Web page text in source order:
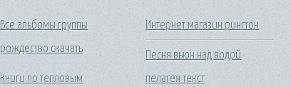
Все альбомы группы
рождество скачать
Книги по тепловым
Интернет магазин рингтон
Песня вьюн над водой
пелагея текст